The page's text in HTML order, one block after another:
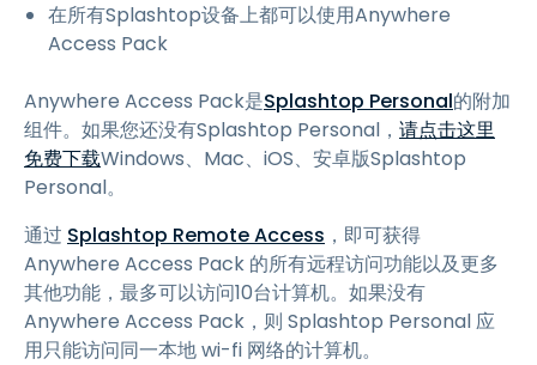
在所有Splashtop设备上都可以使用Anywhere
Access Pack
Anywhere Access Pack是Splashtop Personal的附加
组件。如果您还没有Splashtop Personal， 请点击这里
免费下载Windows、Mac、iOS、安卓版Splashtop
Personal。
通过 Splashtop Remote Access ，即可获得
Anywhere Access Pack 的所有远程访问功能以及更多
其他功能，最多可以访问10台计算机。如果没有
Anywhere Access Pack，则 Splashtop Personal 应
用只能访问同一本地 wi-fi 网络的计算机。